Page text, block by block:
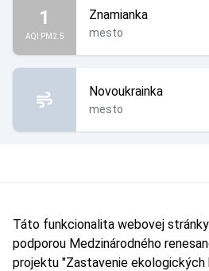
1
AQI PM2.5
Znamianka
mesto
Novoukrainka
mesto
Táto funkcionalita webovej
podporou Medzinárodného
projektu "Zastavenie